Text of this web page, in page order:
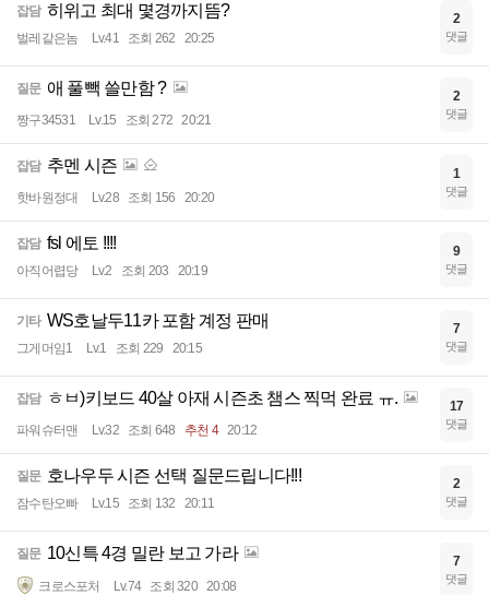
잡담 히위고 최대 몇경까지뜸?
벌레같은놈 Lv.41 조회 262 20:25
2
댓글
질문 애 풀빽 쓸만함 ?
짱구34531 Lv.15 조회 272 20:21
2
댓글
잡담 추멘 시즌
핫바원정대 Lv.28 조회 156 20:20
1
댓글
잡담 fsl 에토 !!!!
아직어렵당 Lv.2 조회 203 20:19
9
댓글
기타 WS호날두11카 포함 계정 판매
그게머임1 Lv.1 조회 229 20:15
7
댓글
잡담 ㅎㅂ)키보드 40살 아재 시즌초 챔스 찍먹 완료 ㅠ.
파워슈터맨 Lv.32 조회 648 추천 4 20:12
17
댓글
질문 호나우두 시즌 선택 질문드립니다!!!
잠수탄오빠 Lv.15 조회 132 20:11
2
댓글
질문 10신특 4경 밀란 보고 가라
크로스포처 Lv.74 조회 320 20:08
7
댓글